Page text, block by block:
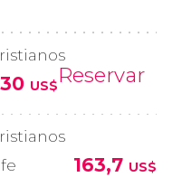
US$Reservar
163,7 US$